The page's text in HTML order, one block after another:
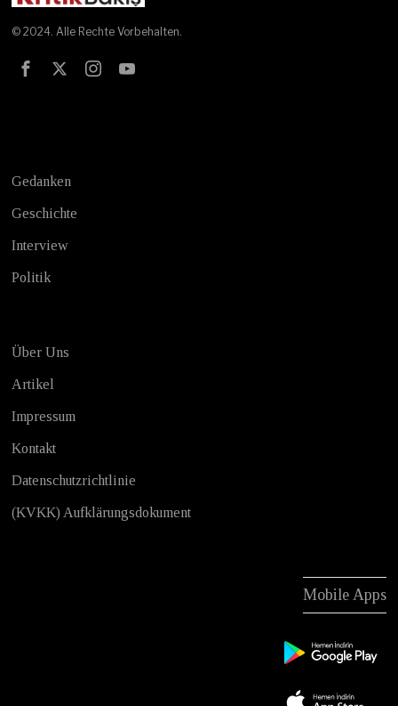
© 2024. Alle Rechte Vorbehalten.
Gedanken
Geschichte
Interview
Politik
Über Uns
Artikel
Impressum
Kontakt
Datenschutzrichtlinie
(KVKK) Aufklärungsdokument
Mobile Apps